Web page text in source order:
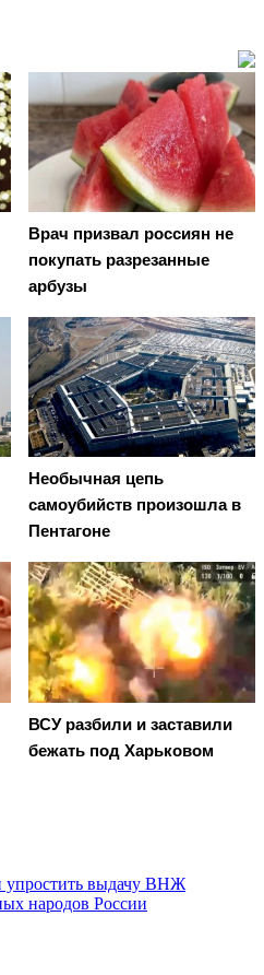
Врач призвал россиян не
покупать разрезанные
арбузы
Необычная цепь
самоубийств произошла в
Пентагоне
ВСУ разбили и заставили
бежать под Харьковом
упростить выдачу ВНЖ
народов России